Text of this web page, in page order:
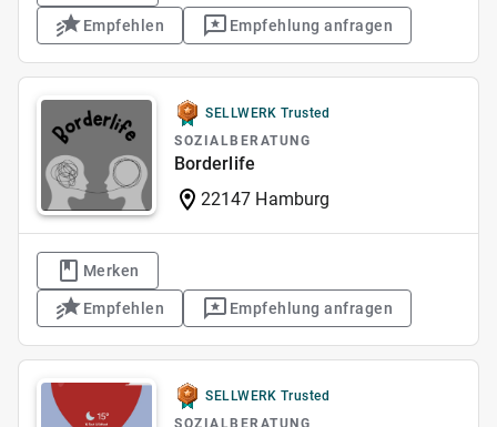
Empfehlen Empfehlung anfragen
SELLWERK Trusted
SOZIALBERATUNG
Borderlife
22147 Hamburg
Merken
Empfehlen Empfehlung anfragen
SELLWERK Trusted
SOZIALBERATUNG